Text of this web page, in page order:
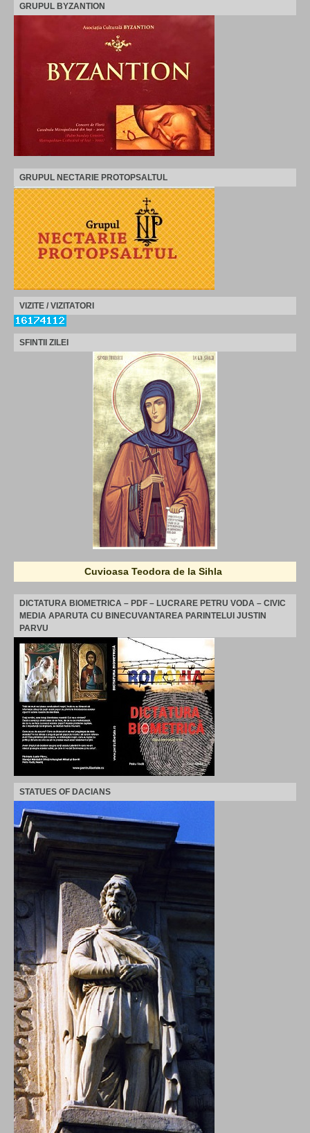
GRUPUL BYZANTION
GRUPUL NECTARIE PROTOPSALTUL
VIZITE / VIZITATORI
SFINTII ZILEI
Cuvioasa Teodora de la Sihla
DICTATURA BIOMETRICA – PDF – LUCRARE PETRU VODA – CIVIC
MEDIA APARUTA CU BINECUVANTAREA PARINTELUI JUSTIN
PARVU
STATUES OF DACIANS